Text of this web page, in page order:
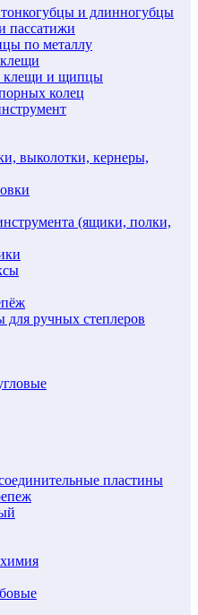
и длинногубцы
пассатижи
по металлу
клещи и щипцы
колец
выколотки, кернеры,
(ящики, полки,
для ручных степлеров
пластины